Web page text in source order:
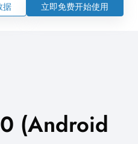
据 立即免费开始使用
(Android